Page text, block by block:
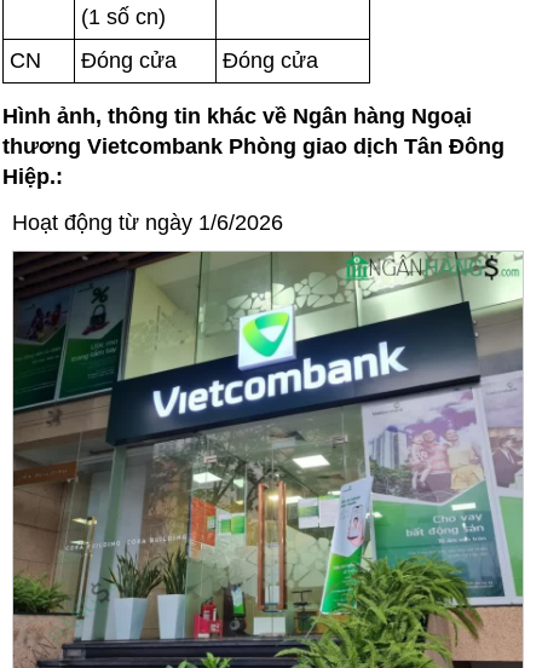
(1 số cn)
CN Đóng cửa Đóng cửa
Hình ảnh, thông tin khác về Ngân hàng Ngoại
thương Vietcombank Phòng giao dịch Tân Đông
Hiệp.:
Hoạt động từ ngày 1/6/2026